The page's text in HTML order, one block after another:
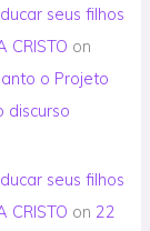
seus filhos
CRISTO on
o Projeto
discurso
seus filhos
CRISTO on 22